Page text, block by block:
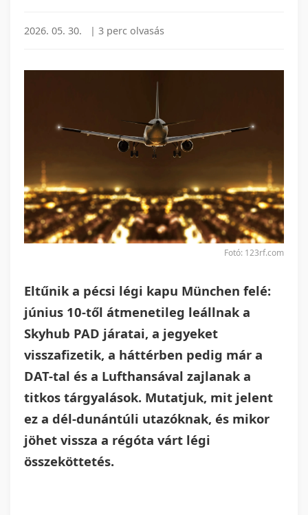
2026. 05. 30. | 3 perc olvasás
Fotó: 123rf.com
Eltűnik a pécsi légi kapu München felé:
június 10-től átmenetileg leállnak a
Skyhub PAD járatai, a jegyeket
visszafizetik, a háttérben pedig már a
DAT-tal és a Lufthansával zajlanak a
titkos tárgyalások. Mutatjuk, mit jelent
ez a dél-dunántúli utazóknak, és mikor
jöhet vissza a régóta várt légi
összeköttetés.